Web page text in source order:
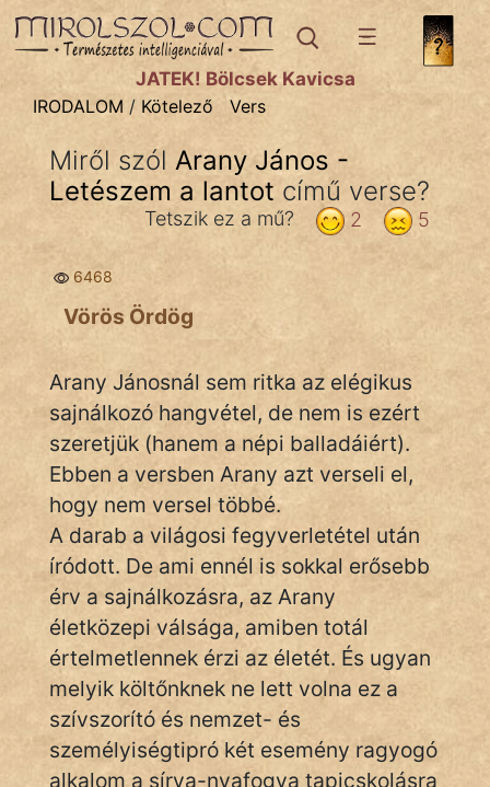
IRODALOMtémák:
Dráma
Költemény
Komédia
Kötelező
Mese
Mitológia
Monda
Novella
És
Elbeszélés
Regény
Tanmese
Vers
JÁTÉK! Bölcsek Kavicsa
IRODALOM / Kötelező Vers
Miről szól Arany János -
Letészem a lantot című verse?
5
2
Tetszik ez a mű?
6468
Vörös Ördög
Arany Jánosnál sem ritka az elégikus
sajnálkozó hangvétel, de nem is ezért
szeretjük (hanem a népi balladáiért).
Ebben a versben Arany azt verseli el,
hogy nem versel többé.
A darab a világosi fegyverletétel után
íródott. De ami ennél is sokkal erősebb
érv a sajnálkozásra, az Arany
életközepi válsága, amiben totál
értelmetlennek érzi az életét. És ugyan
melyik költőnknek ne lett volna ez a
szívszorító és nemzet- és
személyiségtipró két esemény ragyogó
alkalom a sírva-nyafogva tapicskolásra